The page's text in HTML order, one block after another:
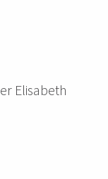
Elisabeth